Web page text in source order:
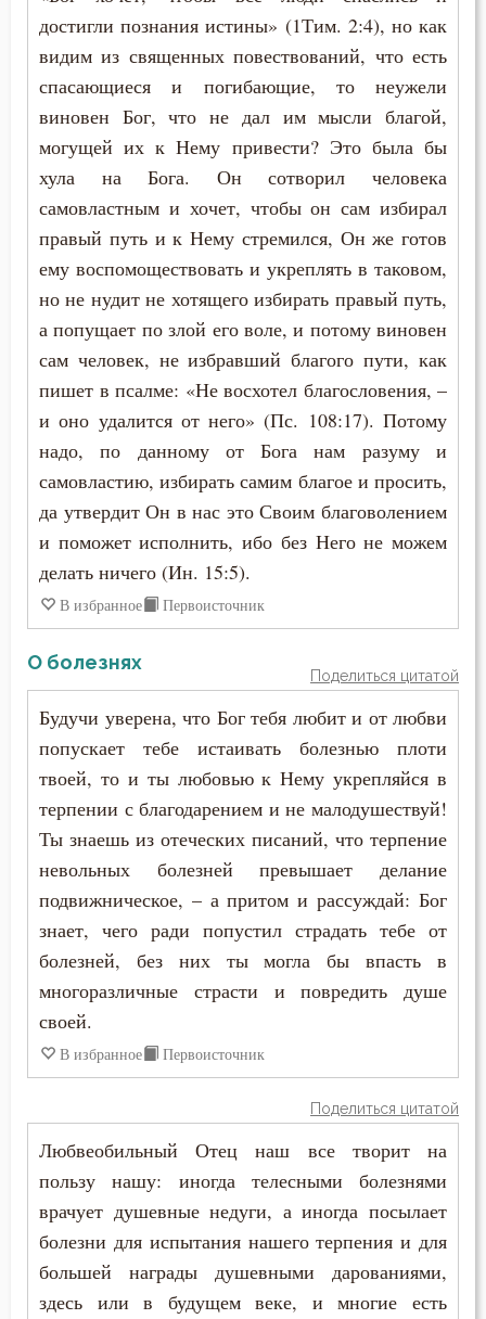
Терпение
Трезвение
Тщеславие
Умерший
Уныние
Утешение
Учёба
Хула
Царство небесное
Честь
Чистота
Ярость
достигли познания истины» (1Тим. 2:4), но как
видим из священных повествований, что есть
спасающиеся и погибающие, то неужели
виновен Бог, что не дал им мысли благой,
могущей их к Нему привести? Это была бы
хула на Бога. Он сотворил человека
самовластным и хочет, чтобы он сам избирал
правый путь и к Нему стремился, Он же готов
ему воспомоществовать и укреплять в таковом,
но не нудит не хотящего избирать правый путь,
а попущает по злой его воле, и потому виновен
сам человек, не избравший благого пути, как
пишет в псалме: «Не восхотел благословения, –
и оно удалится от него» (Пс. 108:17). Потому
надо, по данному от Бога нам разуму и
самовластию, избирать самим благое и просить,
да утвердит Он в нас это Своим благоволением
и поможет исполнить, ибо без Него не можем
делать ничего (Ин. 15:5).
В избранное Первоисточник
О болезнях
Поделиться цитатой
Будучи уверена, что Бог тебя любит и от любви
попускает тебе истаивать болезнью плоти
твоей, то и ты любовью к Нему укрепляйся в
терпении с благодарением и не малодушествуй!
Ты знаешь из отеческих писаний, что терпение
невольных болезней превышает делание
подвижническое, – а притом и рассуждай: Бог
знает, чего ради попустил страдать тебе от
болезней, без них ты могла бы впасть в
многоразличные страсти и повредить душе
своей.
В избранное Первоисточник
Поделиться цитатой
Любвеобильный Отец наш все творит на
пользу нашу: иногда телесными болезнями
врачует душевные недуги, а иногда посылает
болезни для испытания нашего терпения и для
большей награды душевными дарованиями,
здесь или в будущем веке, и многие есть